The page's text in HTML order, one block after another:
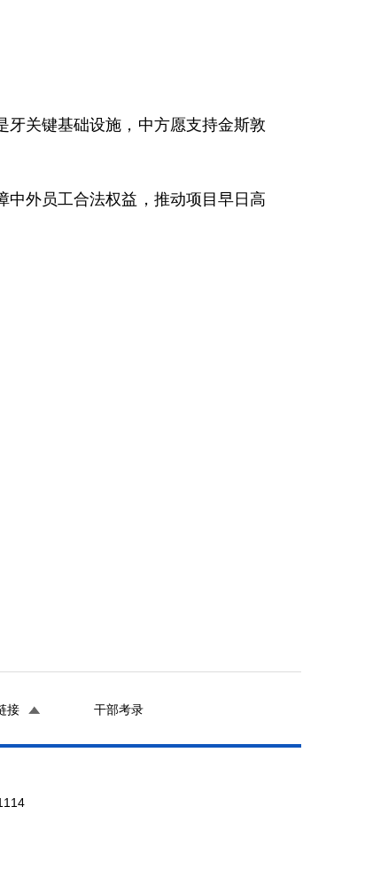
关键基础设施，中方愿支持金斯敦
外员工合法权益，推动项目早日高
接 干部考录